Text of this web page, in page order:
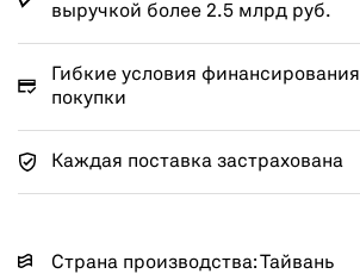
выручкой более 2.5 млрд руб.
Гибкие условия финансирования
покупки
Каждая поставка застрахована
Страна производства: Тайвань